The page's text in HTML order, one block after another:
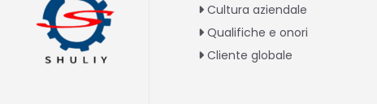
Cultura aziendale
Qualifiche e onori
Cliente globale